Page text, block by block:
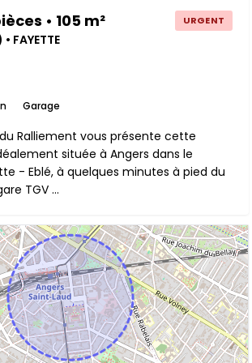
• 105 m² URGENT
FAYETTE
Garage
Ralliement vous présente cette
située à Angers dans le
- Eblé, à quelques minutes à pied du
TGV ...